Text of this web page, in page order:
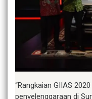
“Rangkaian GIIAS
penyelenggaraan di